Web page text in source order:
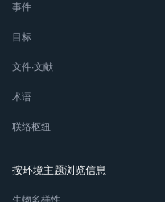
事件
目标
文件∙文献
术语
联络枢纽
按环境主题浏览信息
生物多样性